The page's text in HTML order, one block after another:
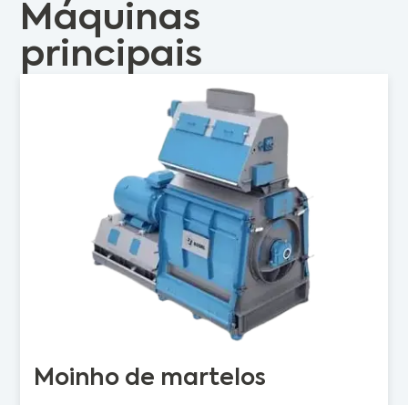
Máquinas
principais
Moinho de martelos